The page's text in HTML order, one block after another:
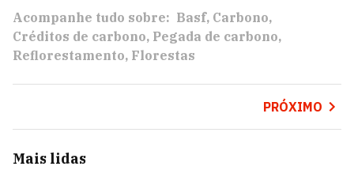
Acompanhe tudo sobre: Basf Carbono
Créditos de carbono Pegada de carbono
Reflorestamento Florestas
PRÓXIMO
Mais lidas